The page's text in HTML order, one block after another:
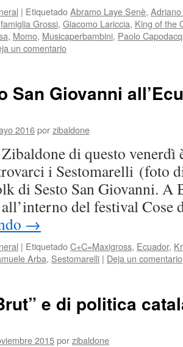
| EtiquetadoAbramo Laye Senè,
famiglia Grossi, Giacomo Lariccia, King of the
, Momo, Musicaperbambini, Paolo
un comentario
San Giovanni
2016porzibaldone
di questo venerdì
i Sestomarelli (foto
di Sesto San Giovanni. A
all’interno del festival
→
| EtiquetadoC+C=Maxigross, Ecuador,
Arba, Sestomarelli | Deja un comentario
e di politica
2015porzibaldone